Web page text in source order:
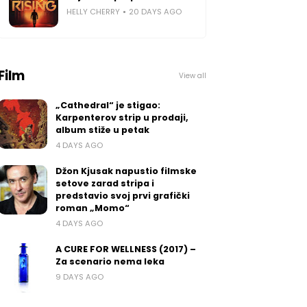
HELLY CHERRY 20 DAYS AGO
View all
„Cathedral“ je stigao:
Karpenterov strip u prodaji,
album stiže u petak
4 DAYS AGO
Džon Kjusak napustio filmske
setove zarad stripa i
predstavio svoj prvi grafički
roman „Momo“
4 DAYS AGO
A CURE FOR WELLNESS (2017) –
Za scenario nema leka
9 DAYS AGO